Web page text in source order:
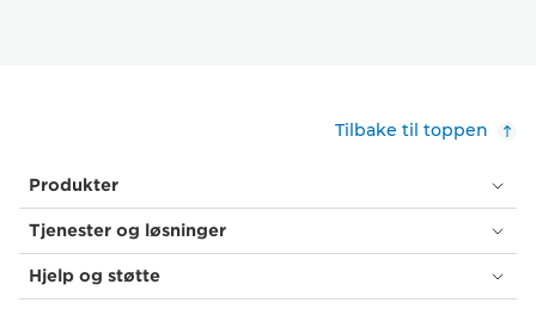
Tilbake til toppen
Produkter
Tjenester og løsninger
Hjelp og støtte